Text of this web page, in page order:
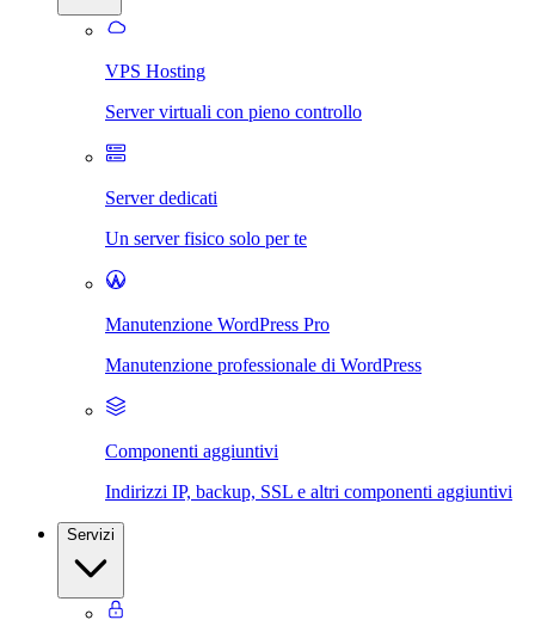
VPS Hosting
Server virtuali con pieno controllo
Server dedicati
Un server fisico solo per te
Manutenzione WordPress Pro
Manutenzione professionale di WordPress
Componenti aggiuntivi
Indirizzi IP, backup, SSL e altri componenti aggiuntivi
Servizi